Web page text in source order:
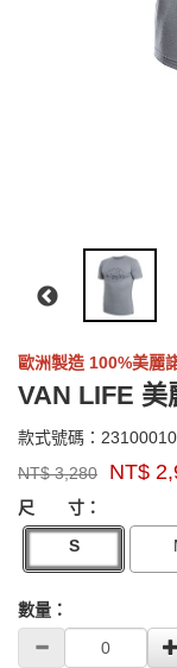
歐洲製造 100%美麗
VAN LIFE 美
款式號碼： 23100010
牌：
sensor
NT$3,280 NT$
尺 寸：
S
數量：